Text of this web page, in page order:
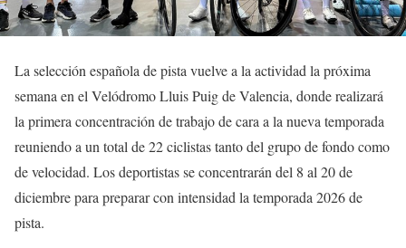
La selección española de pista vuelve a la actividad la próxima
semana en el Velódromo Lluis Puig de Valencia, donde realizará
la primera concentración de trabajo de cara a la nueva temporada
reuniendo a un total de 22 ciclistas tanto del grupo de fondo como
de velocidad. Los deportistas se concentrarán del 8 al 20 de
diciembre para preparar con intensidad la temporada 2026 de
pista.